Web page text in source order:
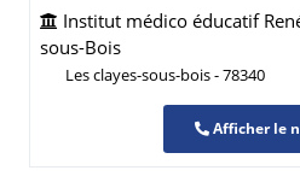
Institut médico éducatif
sous-Bois
Les clayes-sous-bois - 78340
Afficher le